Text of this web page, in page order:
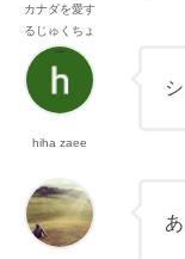
カナダを愛す
るじゅくちょ
ー
hiha zaee